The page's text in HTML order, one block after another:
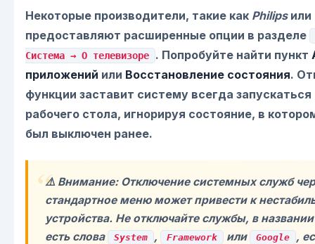
Некоторые производители, такие как Philipsили
предоставляют расширенные опции в разделе
Система → О телевизоре . Попробуйте найти пункт
приложений или Восстановление состояния.
функции заставит систему всегда запускаться
рабочего стола, игнорируя состояние, в
был выключен ранее.
⚠️ Внимание: Отключение системных служб
стандартное меню может привести к
устройства. Не отключайте службы, в
есть слова
System , Framework или Google
,